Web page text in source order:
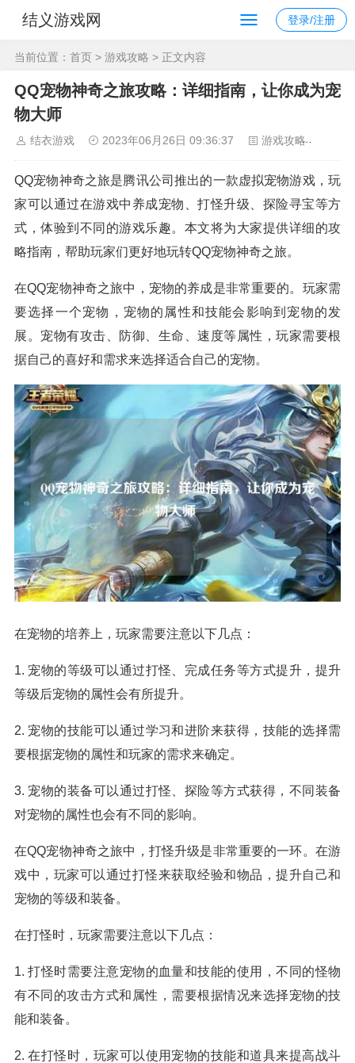
结义游戏网 登录/注册
当前位置： 首页 > 游戏攻略 > 正文内容
QQ宠物神奇之旅攻略：详细指南，让你成为宠
物大师
结衣游戏 2023年06月26日 09:36:37 游戏攻略
QQ宠物神奇之旅是腾讯公司推出的一款虚拟宠物游戏，玩
家可以通过在游戏中养成宠物、打怪升级、探险寻宝等方
式，体验到不同的游戏乐趣。本文将为大家提供详细的攻
略指南，帮助玩家们更好地玩转QQ宠物神奇之旅。
在QQ宠物神奇之旅中，宠物的养成是非常重要的。玩家需
要选择一个宠物，宠物的属性和技能会影响到宠物的发
展。宠物有攻击、防御、生命、速度等属性，玩家需要根
据自己的喜好和需求来选择适合自己的宠物。
在宠物的培养上，玩家需要注意以下几点：
1. 宠物的等级可以通过打怪、完成任务等方式提升，提升
等级后宠物的属性会有所提升。
2. 宠物的技能可以通过学习和进阶来获得，技能的选择需
要根据宠物的属性和玩家的需求来确定。
3. 宠物的装备可以通过打怪、探险等方式获得，不同装备
对宠物的属性也会有不同的影响。
在QQ宠物神奇之旅中，打怪升级是非常重要的一环。在游
戏中，玩家可以通过打怪来获取经验和物品，提升自己和
宠物的等级和装备。
在打怪时，玩家需要注意以下几点：
1. 打怪时需要注意宠物的血量和技能的使用，不同的怪物
有不同的攻击方式和属性，需要根据情况来选择宠物的技
能和装备。
2. 在打怪时，玩家可以使用宠物的技能和道具来提高战斗